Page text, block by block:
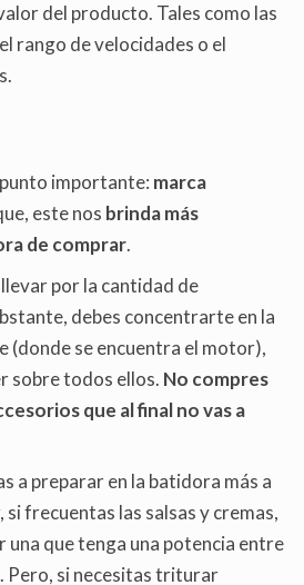
del producto. Tales como las
rango de velocidades o el
importante: marca
este nos brinda más
de comprar.
por la cantidad de
debes concentrarte en la
(donde se encuentra el motor),
sobre todos ellos. No compres
que al final no vas a
a preparar en la batidora más a
si frecuentas las salsas y cremas,
una que tenga una potencia entre
Pero, si necesitas triturar